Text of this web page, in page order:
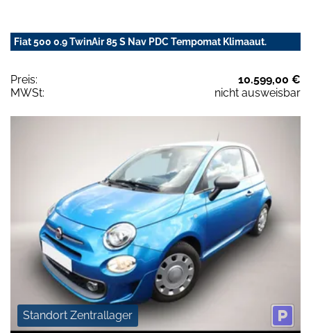
Fiat 500 0.9 TwinAir 85 S Nav PDC Tempomat Klimaaut.
Preis:
10.599,00 €
MWSt:
nicht ausweisbar
Standort Zentrallager